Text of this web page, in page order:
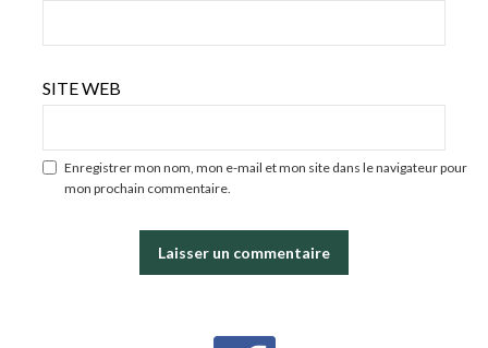
SITE WEB
Enregistrer mon nom, mon e-mail et mon site dans le navigateur pour
mon prochain commentaire.